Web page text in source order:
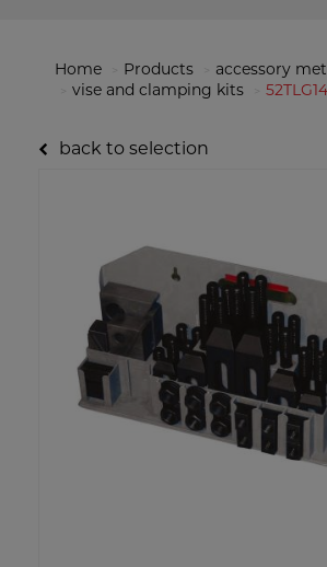
Home Products
accessory
vise and clamping kits
52TLG14
back to selection